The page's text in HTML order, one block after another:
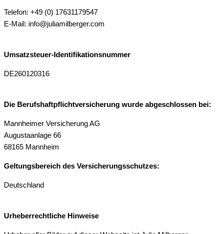
Telefon: +49 (0) 17631179547
E-Mail: info@juliamilberger.com
Umsatzsteuer-Identifikationsnummer
DE260120316
Die Berufshaftpflichtversicherung wurde abgeschlossen bei:
Mannheimer Versicherung AG
Augustaanlage 66
68165 Mannheim
Geltungsbereich des Versicherungsschutzes:
Deutschland
Urheberrechtliche Hinweise